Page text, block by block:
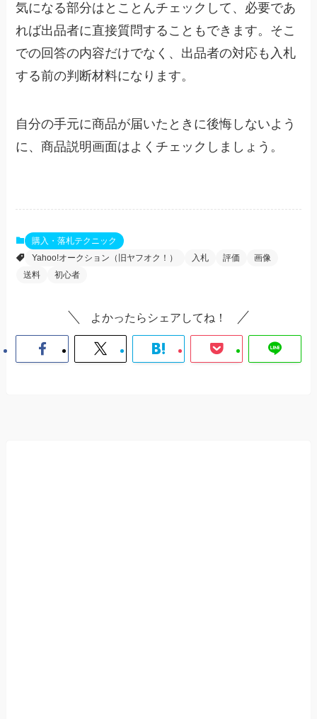
気になる部分はとことんチェックして、必要であ
れば出品者に直接質問することもできます。そこ
での回答の内容だけでなく、出品者の対応も入札
する前の判断材料になります。
自分の手元に商品が届いたときに後悔しないよう
に、商品説明画面はよくチェックしましょう。
購入・落札テクニック
Yahoo!オークション（旧ヤフオク！）
入札 評価
画像
送料
初心者
よかったらシェアしてね！